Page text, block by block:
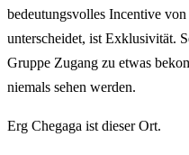
bedeutungsvolles Incentive
unterscheidet, ist Exklusivität.
Gruppe Zugang zu etwas
niemals sehen werden.
Erg Chegaga ist dieser Ort.